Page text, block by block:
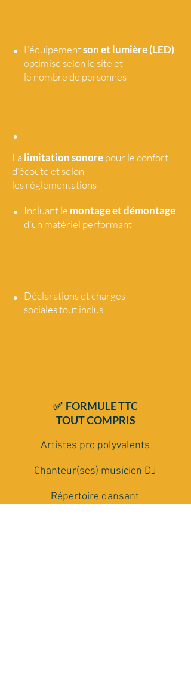
• L'équipementson et lumière (LED)
optimisé selon le site et
le nombre de personnes
•
La limitation sonorepour le confort
d'écoute et selon
les réglementations
• Incluant le montage et démontage
d'un matériel performant
• Déclarations et charges
sociales toutinclus
✅ FORMULE TTC
TOUT COMPRIS
Artistes pro polyvalents
Chanteur(ses) musicien DJ
Répertoire dansant